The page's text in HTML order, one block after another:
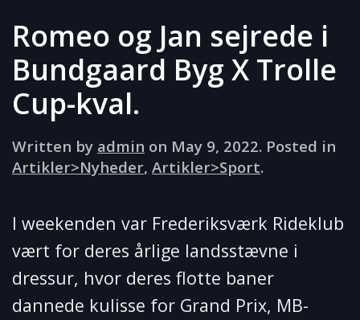
Romeo og Jan sejrede i
Bundgaard Byg X Trolle
Cup-kval.
Written by admin on May 9, 2022. Posted in
Artikler>Nyheder, Artikler>Sport.
I weekenden var Frederiksværk Rideklub
vært for deres årlige landsstævne i
dressur, hvor deres flotte baner
dannede kulisse for Grand Prix, MB-